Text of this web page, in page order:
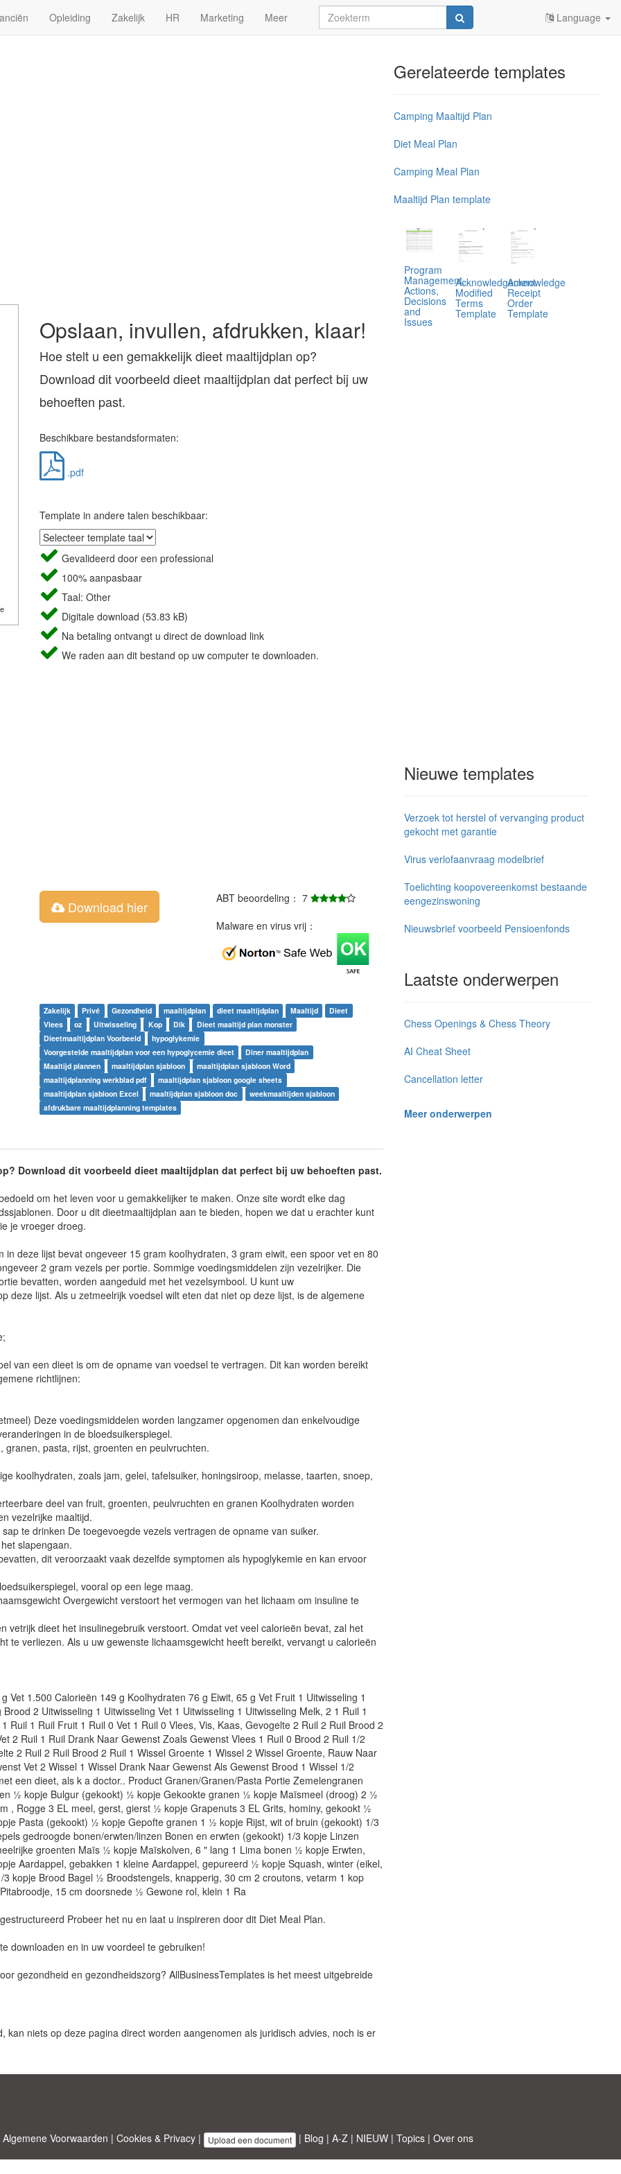
Opleiding Zakelijk HR Marketing Meer Language
Opslaan, invullen, afdrukken, klaar!
Hoe stelt u een gemakkelijk dieet maaltijdplan op?
Download dit voorbeeld dieet maaltijdplan dat perfect bij uw
behoeften past.
Beschikbare bestandsformaten:
.pdf
Template in andere talen beschikbaar:
Gevalideerd door een professional
100% aanpasbaar
Taal: Other
Digitale download (53.83 kB)
Na betaling ontvangt u direct de download link
We raden aan dit bestand op uw computer te downloaden.
Download hier
ABT beoordeling： 7
Malware en virus vrij：
Zakelijk Privé Gezondheid maaltijdplan dieet maaltijdplan Maaltijd
Dieet
Vlees
oz Uitwisseling Kop Dik
Dieet maaltijd plan monster
Dieetmaaltijdplan Voorbeeld
hypoglykemie
Voorgestelde maaltijdplan voor een hypoglycemie dieet
Diner maaltijdplan
Maaltijd plannen
maaltijdplan sjabloon
maaltijdplan sjabloon Word
maaltijdplanning werkblad pdf
maaltijdplan sjabloon google sheets
maaltijdplan sjabloon Excel
maaltijdplan sjabloon doc
weekmaaltijden sjabloon
afdrukbare maaltijdplanning templates
Download dit voorbeeld dieet maaltijdplan dat perfect bij uw behoeften past.
om het leven voor u gemakkelijker te maken. Onze site wordt elke dag
Door u dit dieetmaaltijdplan aan te bieden, hopen we dat u erachter kunt
je vroeger droeg.
in deze lijst bevat ongeveer 15 gram koolhydraten, 3 gram eiwit, een spoor vet en 80
2 gram vezels per portie. Sommige voedingsmiddelen zijn vezelrijker. Die
bevatten, worden aangeduid met het vezelsymbool. U kunt uw
deze lijst. Als u zetmeelrijk voedsel wilt eten dat niet op deze lijst, is de algemene
van een dieet is om de opname van voedsel te vertragen. Dit kan worden bereikt
richtlijnen:
Deze voedingsmiddelen worden langzamer opgenomen dan enkelvoudige
in de bloedsuikerspiegel.
pasta, rijst, groenten en peulvruchten.
koolhydraten, zoals jam, gelei, tafelsuiker, honingsiroop, melasse, taarten, snoep,
deel van fruit, groenten, peulvruchten en granen Koolhydraten worden
vezelrijke maaltijd.
te drinken De toegevoegde vezels vertragen de opname van suiker.
slapengaan.
dit veroorzaakt vaak dezelfde symptomen als hypoglykemie en kan ervoor
vooral op een lege maag.
Overgewicht verstoort het vermogen van het lichaam om insuline te
vetrijk dieet het insulinegebruik verstoort. Omdat vet veel calorieën bevat, zal het
te verliezen. Als u uw gewenste lichaamsgewicht heeft bereikt, vervangt u calorieën
Vet 1.500 Calorieën 149 g Koolhydraten 76 g Eiwit, 65 g Vet Fruit 1 Uitwisseling 1
2 Uitwisseling 1 Uitwisseling Vet 1 Uitwisseling 1 Uitwisseling Melk, 2 1 Ruil 1
Ruil 1 Ruil Fruit 1 Ruil 0 Vet 1 Ruil 0 Vlees, Vis, Kaas, Gevogelte 2 Ruil 2 Ruil Brood 2
2 Ruil 1 Ruil Drank Naar Gewenst Zoals Gewenst Vlees 1 Ruil 0 Brood 2 Ruil 1/2
2 Ruil 2 Ruil Brood 2 Ruil 1 Wissel Groente 1 Wissel 2 Wissel Groente, Rauw Naar
Vet 2 Wissel 1 Wissel Drank Naar Gewenst Als Gewenst Brood 1 Wissel 1/2
een dieet, als k a doctor.. Product Granen/Granen/Pasta Portie Zemelengranen
½ kopje Bulgur (gekookt) ½ kopje Gekookte granen ½ kopje Maïsmeel (droog) 2 ½
, Rogge 3 EL meel, gerst, gierst ½ kopje Grapenuts 3 EL Grits, hominy, gekookt ½
Pasta (gekookt) ½ kopje Gepofte granen 1 ½ kopje Rijst, wit of bruin (gekookt) 1/3
gedroogde bonen/erwten/linzen Bonen en erwten (gekookt) 1/3 kopje Linzen
groenten Maïs ½ kopje Maïskolven, 6 " lang 1 Lima bonen ½ kopje Erwten,
Aardappel, gebakken 1 kleine Aardappel, gepureerd ½ kopje Squash, winter (eikel,
kopje Brood Bagel ½ Broodstengels, knapperig, 30 cm 2 croutons, vetarm 1 kop
15 cm doorsnede ½ Gewone rol, klein 1 Ra
Probeer het nu en laat u inspireren door dit Diet Meal Plan.
downloaden en in uw voordeel te gebruiken!
gezondheid en gezondheidszorg? AllBusinessTemplates is het meest uitgebreide
kan niets op deze pagina direct worden aangenomen als juridisch advies, noch is er
Gerelateerde templates
Camping Maaltijd Plan
Diet Meal Plan
Camping Meal Plan
Maaltijd Plan template
Program
Management,
Actions,
Decisions
and
Issues
Acknowledgement
Modified
Terms
Template
Acknowledge
Receipt
Order
Template
Nieuwe templates
Verzoek tot herstel of vervanging product
gekocht met garantie
Virus verlofaanvraag modelbrief
Toelichting koopovereenkomst bestaande
eengezinswoning
Nieuwsbrief voorbeeld Pensioenfonds
Laatste onderwerpen
Chess Openings & Chess Theory
AI Cheat Sheet
Cancellation letter
Meer onderwerpen
Algemene Voorwaarden | Cookies & Privacy| Upload een document | Blog | A-Z| NIEUW| Topics| Over ons